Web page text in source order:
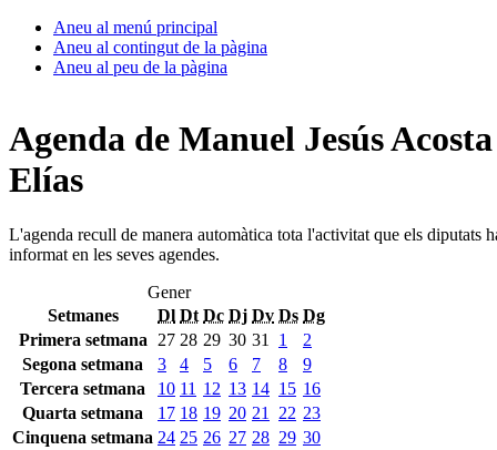
Aneu al menú principal
Aneu al contingut de la pàgina
Aneu al peu de la pàgina
Agenda de Manuel Jesús Acosta
Elías
L'agenda recull de manera automàtica tota l'activitat que els diputats
informat en les seves agendes.
Gener
Setmanes
Dl Dt Dc Dj Dv Ds Dg
Primera setmana
27 28 29 30 31 1
2
Segona setmana
3 4 5 6 7 8
9
Tercera setmana
10 11 12 13 14 15 16
Quarta setmana
17 18 19 20 21 22 23
Cinquena setmana 24 25 26 27 28 29 30